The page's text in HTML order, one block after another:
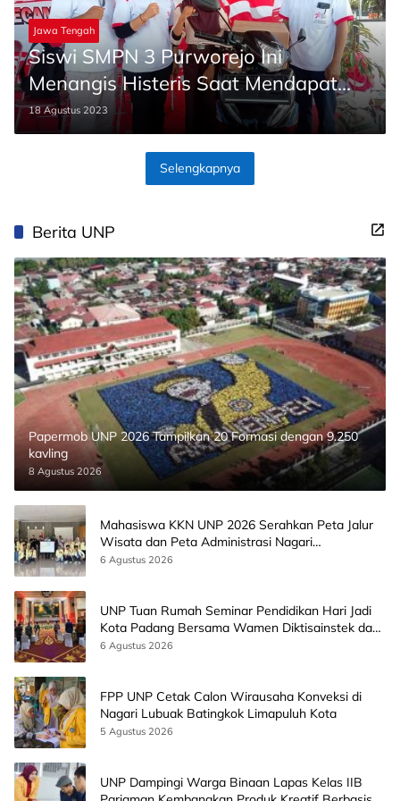
Jawa Tengah
Siswi SMPN 3 Purworejo Ini
Menangis Histeris Saat Mendapat
Hadiah Motor
18 Agustus 2023
Selengkapnya
Berita UNP
Papermob UNP 2026 Tampilkan 20 Formasi dengan 9.250
kavling
8 Agustus 2026
Mahasiswa KKN UNP 2026 Serahkan Peta Jalur
Wisata dan Peta Administrasi Nagari
Paninggahan
6 Agustus 2026
UNP Tuan Rumah Seminar Pendidikan Hari Jadi
Kota Padang Bersama Wamen Diktisainstek dan
CEO EMGS Malaysia
6 Agustus 2026
FPP UNP Cetak Calon Wirausaha Konveksi di
Nagari Lubuak Batingkok Limapuluh Kota
5 Agustus 2026
UNP Dampingi Warga Binaan Lapas Kelas IIB